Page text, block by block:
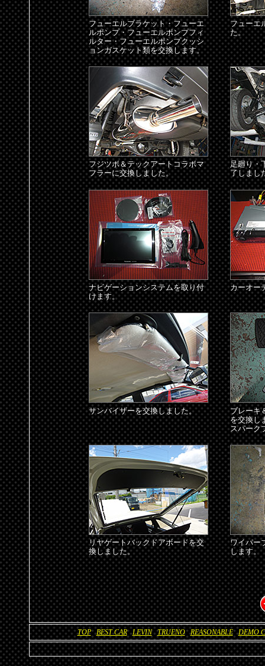
フューエルブラケット・フューエ
ルポンプ・フューエルポンプフィ
ルター・フューエルポンプクッシ
ョンガスケット類を交換します。
フューエ
た。
フジツボ＆テックアートコラボマ
フラーに交換しました。
足廻り・
了しまし
ナビゲーションシステムを取り付
けます。
カーオー
サンバイザーを交換しました。
ブレーキ
を交換し
スパーク
リヤゲートバックドアボードを交
換しました。
ワイパー
します。
戻る
TOP BEST CAR LEVIN TRUENO REASONABLE DEMO